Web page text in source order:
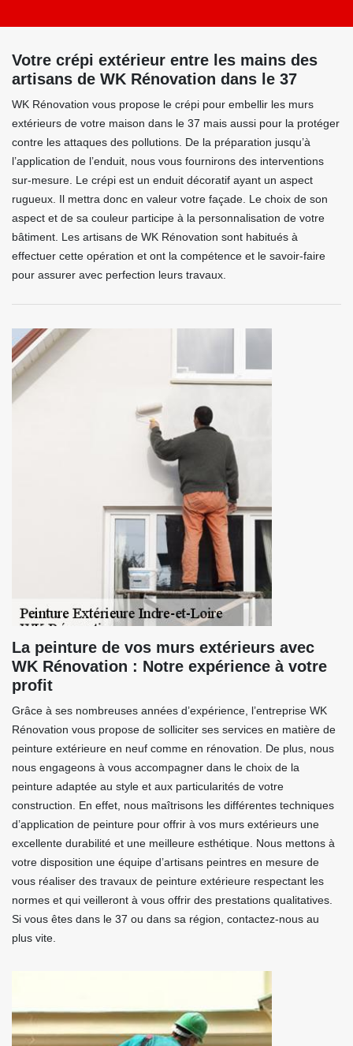
Votre crépi extérieur entre les mains des
artisans de WK Rénovation dans le 37
WK Rénovation vous propose le crépi pour embellir les murs
extérieurs de votre maison dans le 37 mais aussi pour la protéger
contre les attaques des pollutions. De la préparation jusqu’à
l’application de l’enduit, nous vous fournirons des interventions
sur-mesure. Le crépi est un enduit décoratif ayant un aspect
rugueux. Il mettra donc en valeur votre façade. Le choix de son
aspect et de sa couleur participe à la personnalisation de votre
bâtiment. Les artisans de WK Rénovation sont habitués à
effectuer cette opération et ont la compétence et le savoir-faire
pour assurer avec perfection leurs travaux.
La peinture de vos murs extérieurs avec
WK Rénovation : Notre expérience à votre
profit
Grâce à ses nombreuses années d’expérience, l’entreprise WK
Rénovation vous propose de solliciter ses services en matière de
peinture extérieure en neuf comme en rénovation. De plus, nous
nous engageons à vous accompagner dans le choix de la
peinture adaptée au style et aux particularités de votre
construction. En effet, nous maîtrisons les différentes techniques
d’application de peinture pour offrir à vos murs extérieurs une
excellente durabilité et une meilleure esthétique. Nous mettons à
votre disposition une équipe d’artisans peintres en mesure de
vous réaliser des travaux de peinture extérieure respectant les
normes et qui veilleront à vous offrir des prestations qualitatives.
Si vous êtes dans le 37 ou dans sa région, contactez-nous au
plus vite.